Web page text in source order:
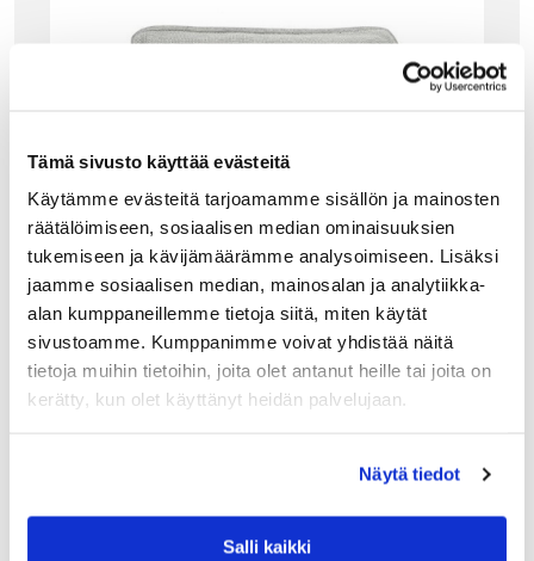
Tämä sivusto käyttää evästeitä
Käytämme evästeitä tarjoamamme sisällön ja mainosten
räätälöimiseen, sosiaalisen median ominaisuuksien
tukemiseen ja kävijämäärämme analysoimiseen. Lisäksi
jaamme sosiaalisen median, mainosalan ja analytiikka-
alan kumppaneillemme tietoja siitä, miten käytät
sivustoamme. Kumppanimme voivat yhdistää näitä
tietoja muihin tietoihin, joita olet antanut heille tai joita on
kerätty, kun olet käyttänyt heidän palvelujaan.
Näytä tiedot
Salli kaikki
GANT HOME
Gant Melange Big Star tyynynpäälliseen on neulottu
Tyynynpäällisen taustapuolella on vetoketju.